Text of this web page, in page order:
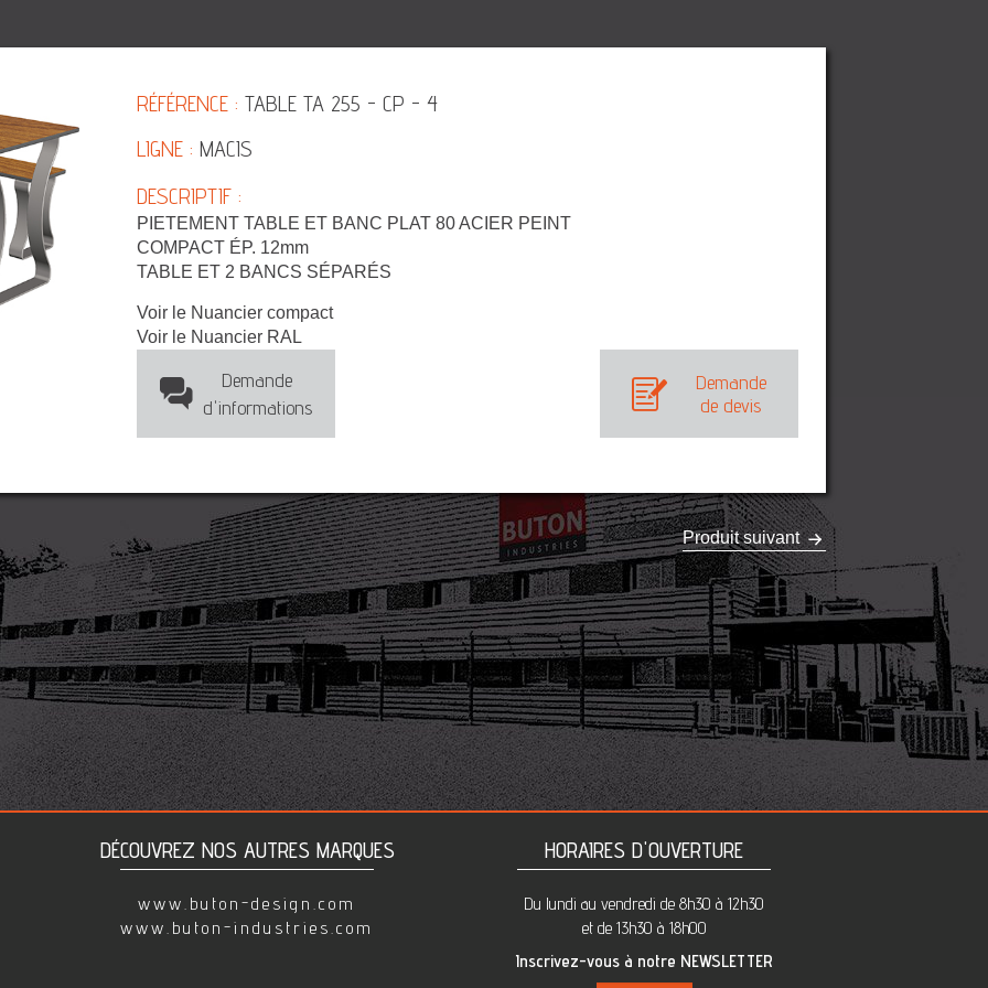
RÉFÉRENCE : TABLE TA 255 - CP - 4
LIGNE : MACIS
DESCRIPTIF :
PIETEMENT TABLE ET BANC PLAT 80 ACIER PEINT
COMPACT ÉP. 12mm
TABLE ET 2 BANCS SÉPARÉS
Voir le Nuancier compact
Voir le Nuancier RAL
Demande
d'informations
Demande
de devis
Produit suivant
DÉCOUVREZ NOS AUTRES MARQUES
www.buton-design.com
www.buton-industries.com
HORAIRES D'OUVERTURE
Du lundi au vendredi de 8h30 à 12h30
et de 13h30 à 18h00
Inscrivez-vous à notre NEWSLETTER